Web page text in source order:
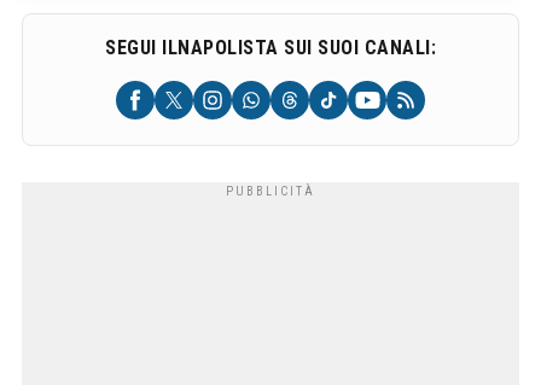
SEGUI ILNAPOLISTA SUI SUOI CANALI: